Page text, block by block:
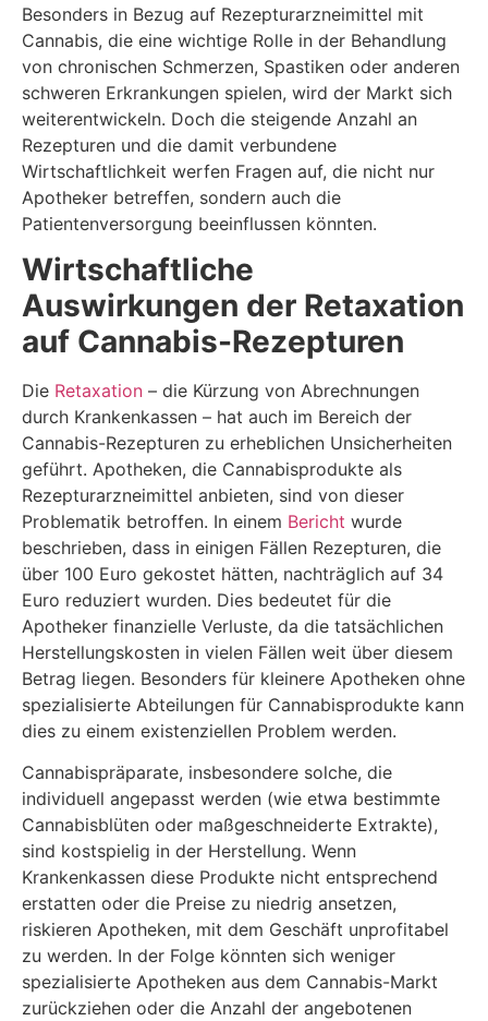
Besonders in Bezug auf Rezepturarzneimittel mit
Cannabis, die eine wichtige Rolle in der Behandlung
von chronischen Schmerzen, Spastiken oder anderen
schweren Erkrankungen spielen, wird der Markt sich
weiterentwickeln. Doch die steigende Anzahl an
Rezepturen und die damit verbundene
Wirtschaftlichkeit werfen Fragen auf, die nicht nur
Apotheker betreffen, sondern auch die
Patientenversorgung beeinflussen könnten.
Wirtschaftliche
Auswirkungen der Retaxation
auf Cannabis-Rezepturen
Die Retaxation – die Kürzung von Abrechnungen
durch Krankenkassen – hat auch im Bereich der
Cannabis-Rezepturen zu erheblichen Unsicherheiten
geführt. Apotheken, die Cannabisprodukte als
Rezepturarzneimittel anbieten, sind von dieser
Problematik betroffen. In einem Bericht wurde
beschrieben, dass in einigen Fällen Rezepturen, die
über 100 Euro gekostet hätten, nachträglich auf 34
Euro reduziert wurden. Dies bedeutet für die
Apotheker finanzielle Verluste, da die tatsächlichen
Herstellungskosten in vielen Fällen weit über diesem
Betrag liegen. Besonders für kleinere Apotheken ohne
spezialisierte Abteilungen für Cannabisprodukte kann
dies zu einem existenziellen Problem werden.
Cannabispräparate, insbesondere solche, die
individuell angepasst werden (wie etwa bestimmte
Cannabisblüten oder maßgeschneiderte Extrakte),
sind kostspielig in der Herstellung. Wenn
Krankenkassen diese Produkte nicht entsprechend
erstatten oder die Preise zu niedrig ansetzen,
riskieren Apotheken, mit dem Geschäft unprofitabel
zu werden. In der Folge könnten sich weniger
spezialisierte Apotheken aus dem Cannabis-Markt
zurückziehen oder die Anzahl der angebotenen